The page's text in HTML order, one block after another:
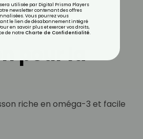
poisson
pour la
riche en oméga-3 et facile
utilisée par Digital Prisma Players
newsletter contenant des offres
Vous pourrez vous
le lien de désabonnement intégré
en savoir plus et exercer vos droits,
de notre Charte de Confidentialité.